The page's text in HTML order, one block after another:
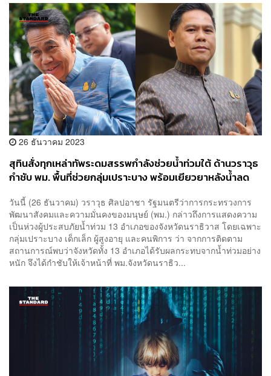
26 ธันวาคม 2023
สุทินสั่งทุกเหล่าทัพระดมสรรพกำลังช่วยน้ำท่วมใต้ ด้านวราวุธ
กำชับ พม. พื้นที่ช่วยกลุ่มเปราะบาง พร้อมเยียวยาหลังน้ำลด
วันนี้ (26 ธันวาคม) วราวุธ ศิลปอาชา รัฐมนตรีว่าการกระทรวงการ
พัฒนาสังคมและความมั่นคงของมนุษย์ (พม.) กล่าวถึงการแสดงความ
เป็นห่วงผู้ประสบภัยน้ำท่วม 13 อำเภอของจังหวัดนราธิวาส โดยเฉพาะ
กลุ่มเปราะบาง เด็กเล็ก ผู้สูงอายุ และคนพิการ ว่า จากการติดตาม
สถานการณ์พบว่าจังหวัดทั้ง 13 อำเภอได้รับผลกระทบจากน้ำท่วมอย่าง
หนัก จึงได้กำชับให้เจ้าหน้าที่ พม.จังหวัดนราธิว...